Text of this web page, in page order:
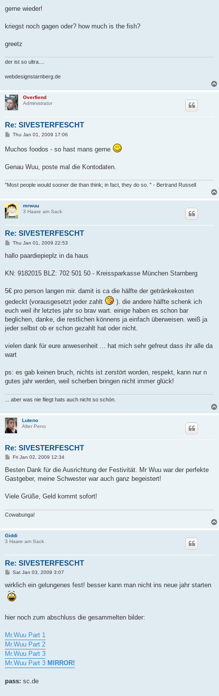
gerne wieder!
kriegst noch gagen oder? how much is the fish?
greetz
der ist so ultra....
webdesignstarnberg.de
Overfiend
Administrator
Re: SIVESTERFESCHT
P
t
Thu Jan 01, 2009 17:06
Muchos foodos - so hast mans gerne
Genau Wuu, poste mal die Kontodaten.
"Most people would sooner die than think; in fact, they do so. " - Bertrand Russell
mrwuu
3 Haare am Sack
Re: SIVESTERFESCHT
P
s
Thu Jan 01, 2009 22:53
hallo paardiepieplz in da haus
KN: 9182015 BLZ: 702 501 50 - Kreissparkasse München Starnberg
5€ pro person langen mir. damit is ca die hälfte der getränkekosten
gedeckt (vorausgesetzt jeder zahlt
). die andere hälfte schenk ich
euch weil ihr letztes jahr so brav wart. einige haben es schon bar
beglichen, danke, die restlichen könnens ja einfach überweisen. weiß ja
jeder selbst ob er schon gezahlt hat oder nicht.
vielen dank für eure anwesenheit ... hat mich sehr gefreut dass ihr alle da
wart
ps: es gab keinen bruch, nichts ist zerstört worden, respekt, kann nur n
gutes jahr werden, weil scherben bringen nicht immer glück!
... aber was nie fliegt hats auch nicht so schön.
Luteno
Alter Peno
Re: SIVESTERFESCHT
P
s
Fri Jan 02, 2009 12:34
Besten Dank für die Ausrichtung der Festivität. Mr Wuu war der perfekte
Gastgeber, meine Schwester war auch ganz begeistert!
Viele Grüße, Geld kommt sofort!
Cowabunga!
Giddi
3 Haare am Sack
Re: SIVESTERFESCHT
P
s
Sat Jan 03, 2009 3:07
wirklich ein gelungenes fest! besser kann man nicht ins neue jahr starten
hier noch zum abschluss die gesammelten bilder:
Mr.Wuu Part 1
Mr.Wuu Part 2
Mr.Wuu Part 3
Mr.Wuu Part 3 MIRROR!
pass: sc.de